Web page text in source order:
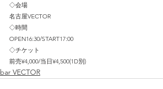
◇会場
名古屋VECTOR
◇時間
OPEN16:30/START17:00
◇チケット
前売¥4,000/当日¥4,500(1D別)
bar VECTOR